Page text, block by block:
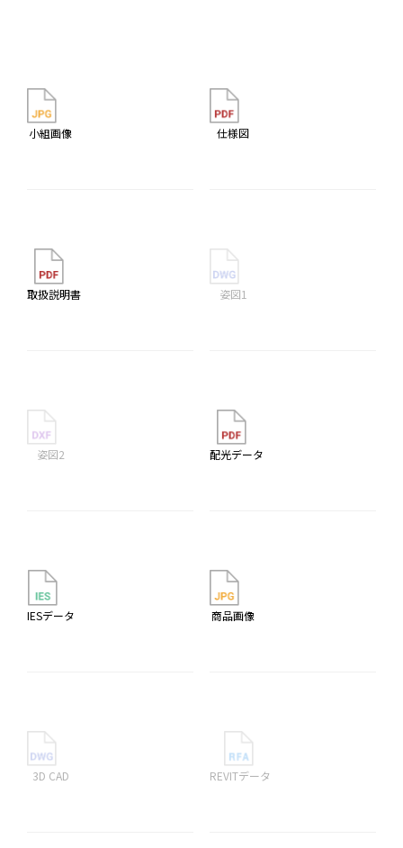
小組画像 仕様図
取扱説明書 姿図1
姿図2 配光データ
IESデータ 商品画像
3D CAD REVITデータ